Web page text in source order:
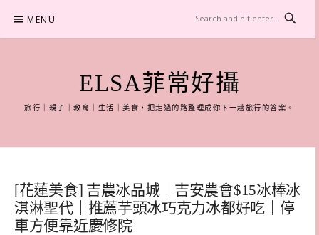
content
MENU
ELSA菲常好攝
旅行｜親子｜教育｜生活｜美食，把走過的路整理成你下一趟旅行的答案。
[花蓮美食] 吉農冰品城｜吉安農會$15冰棒冰
淇淋聖代｜推薦芋頭冰巧克力冰都好吃｜停
車方便靠近慶修院